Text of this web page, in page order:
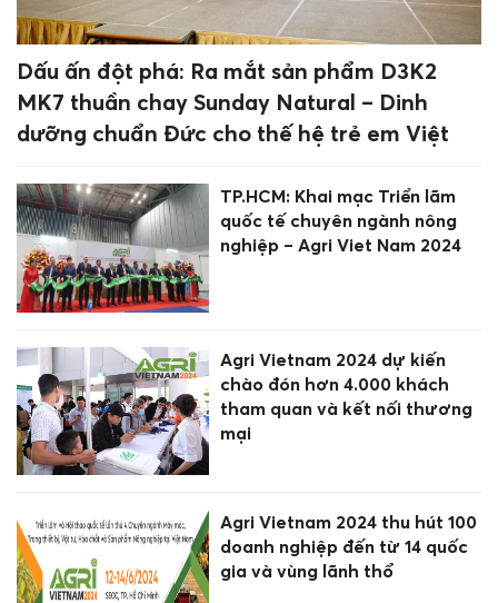
Dấu ấn đột phá: Ra mắt sản phẩm D3K2
MK7 thuần chay Sunday Natural – Dinh
dưỡng chuẩn Đức cho thế hệ trẻ em Việt
TP.HCM: Khai mạc Triển lãm
quốc tế chuyên ngành nông
nghiệp – Agri Viet Nam 2024
Agri Vietnam 2024 dự kiến
chào đón hơn 4.000 khách
tham quan và kết nối thương
mại
Agri Vietnam 2024 thu hút 100
doanh nghiệp đến từ 14 quốc
gia và vùng lãnh thổ